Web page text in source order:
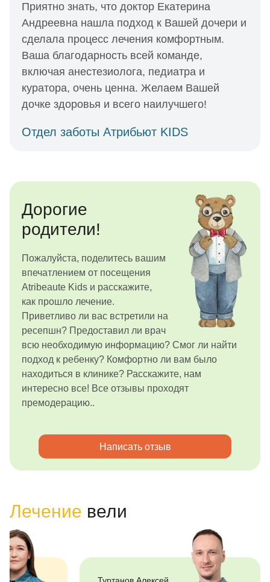
Приятно знать, что доктор Екатерина
Андреевна нашла подход к Вашей дочери и
сделала процесс лечения комфортным.
Ваша благодарность всей команде,
включая анестезиолога, педиатра и
куратора, очень ценна. Желаем Вашей
дочке здоровья и всего наилучшего!
Отдел заботы Атрибьют KIDS
Дорогие
родители!
Пожалуйста, поделитесь вашим
впечатлением от посещения
Atribeaute Kids и расскажите,
как прошло лечение.
Приветливо ли вас встретили на
ресепшн? Предоставил ли врач
всю необходимую информацию? Смог ли найти
подход к ребенку? Комфортно ли вам было
находиться в клинике? Расскажите, нам
интересно все! Все отзывы проходят
премодерацию..
Написать отзыв
Лечение вели